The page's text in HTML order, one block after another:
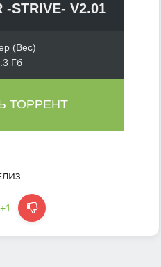
-STRIVE- V2.01
(Вес)
Гб
ТОРРЕНТ
+1